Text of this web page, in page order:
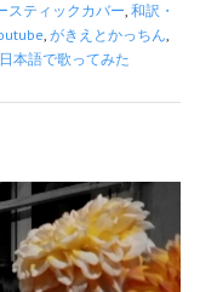
スティックカバー, 和訳・
, がきえとかっちん,
本語で歌ってみた